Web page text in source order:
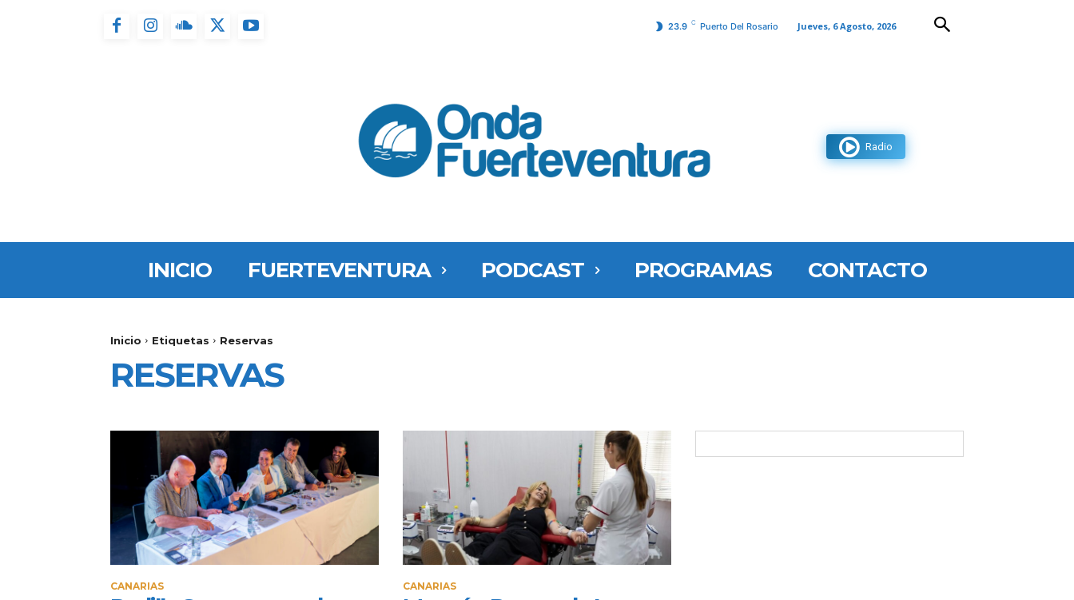
23.9 C Puerto Del Rosario Jueves, 6 Agosto, 2026
Radio
INICIO FUERTEVENTURA PODCAST PROGRAMAS CONTACTO
Inicio Etiquetas Reservas
RESERVAS
CANARIAS CANARIAS